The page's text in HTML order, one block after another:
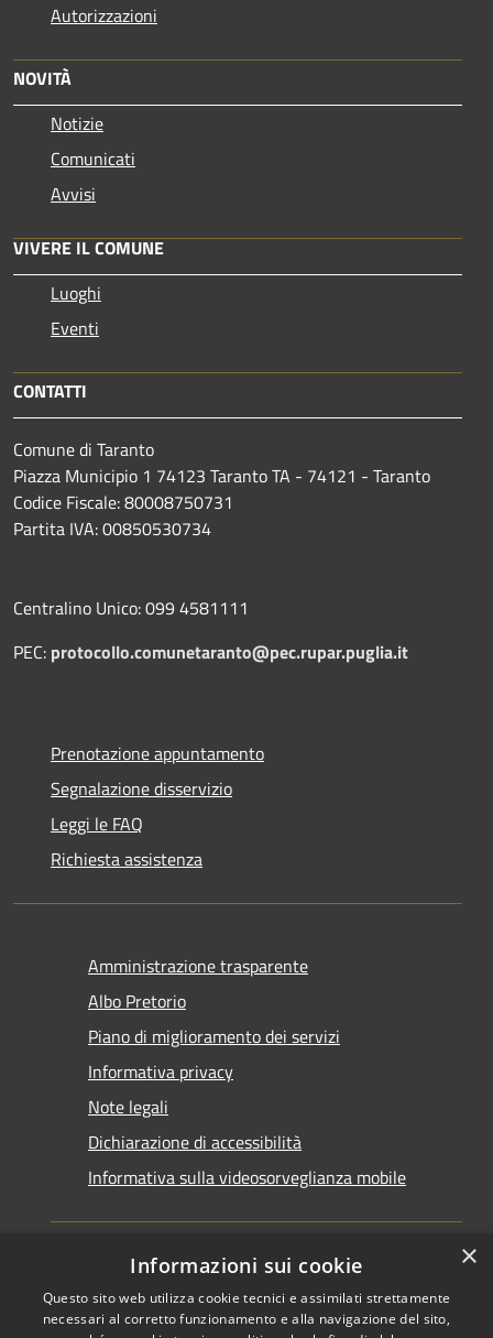
Autorizzazioni
NOVITÀ
Notizie
Comunicati
Avvisi
VIVERE IL COMUNE
Luoghi
Eventi
CONTATTI
Comune di Taranto
Piazza Municipio 1 74123 Taranto TA - 74121 - Taranto
Codice Fiscale: 80008750731
Partita IVA: 00850530734
Centralino Unico: 099 4581111
PEC: protocollo.comunetaranto@pec.rupar.puglia.it
Prenotazione appuntamento
Segnalazione disservizio
Leggi le FAQ
Richiesta assistenza
Amministrazione trasparente
Albo Pretorio
Piano di miglioramento dei servizi
Informativa privacy
Note legali
Dichiarazione di accessibilità
Informativa sulla videosorveglianza mobile
RSS
Copyright © 2026 • Comune di
×
Informazioni sui cookie
Questo sito web utilizza cookie tecnici e assimilati strettamente
necessari al corretto funzionamento e alla navigazione del sito,